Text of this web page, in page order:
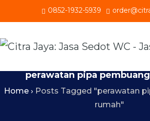
0852-1932-5939
perawatan pipa
Home › Posts Tagged "perawatan
rumah"